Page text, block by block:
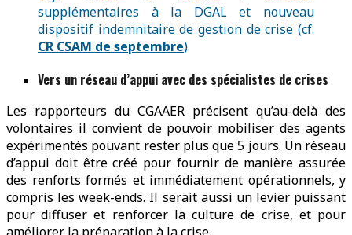
supplémentaires à la DGAL et nouveau
dispositif indemnitaire de gestion de crise (cf.
CR CSAM de septembre)
Vers un réseau d’appui avec des spécialistes de crises
Les rapporteurs du CGAAER précisent qu’au-delà des
volontaires il convient de pouvoir mobiliser des agents
expérimentés pouvant rester plus que 5 jours. Un réseau
d’appui doit être créé pour fournir de manière assurée
des renforts formés et immédiatement opérationnels, y
compris les week-ends. Il serait aussi un levier puissant
pour diffuser et renforcer la culture de crise, et pour